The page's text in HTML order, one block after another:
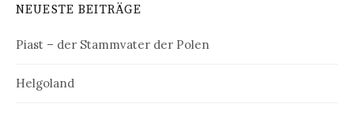
NEUESTE BEITRÄGE
Piast – der Stammvater der Polen
Helgoland